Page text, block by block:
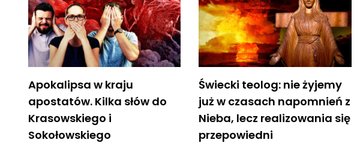
Apokalipsa w kraju
apostatów. Kilka słów do
Krasowskiego i
Sokołowskiego
Świecki teolog: nie żyjemy
już w czasach napomnień z
Nieba, lecz realizowania się
przepowiedni